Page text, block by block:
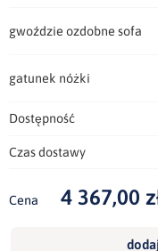
gwoździe ozdobne sofa
gatunek nóżki
Dostępność
Czas dostawy
Cena 4 367,00